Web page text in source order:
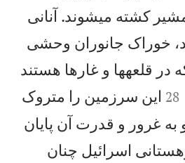
كشته میشوند. آنانی
خوراک جانوران وحشی
در قلعهها و غارها هستند


28 اين سرزمين را متروک
به غرور و قدرت آن پايان
اسرائيل چنان